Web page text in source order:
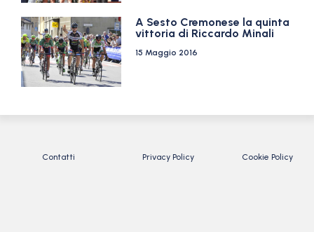
A Sesto Cremonese la quinta
vittoria di Riccardo Minali
15 Maggio 2016
Contatti Privacy Policy Cookie Policy